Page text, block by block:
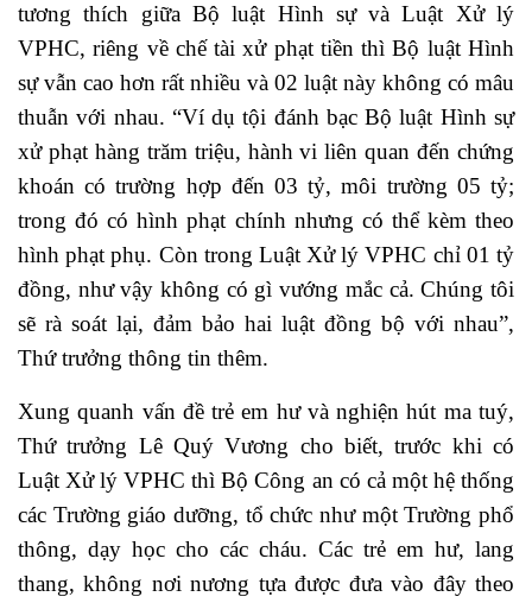
tương thích giữa Bộ luật Hình sự và Luật Xử lý
VPHC, riêng về chế tài xử phạt tiền thì Bộ luật Hình
sự vẫn cao hơn rất nhiều và 02 luật này không có mâu
thuẫn với nhau. “Ví dụ tội đánh bạc Bộ luật Hình sự
xử phạt hàng trăm triệu, hành vi liên quan đến chứng
khoán có trường hợp đến 03 tỷ, môi trường 05 tỷ;
trong đó có hình phạt chính nhưng có thể kèm theo
hình phạt phụ. Còn trong Luật Xử lý VPHC chỉ 01 tỷ
đồng, như vậy không có gì vướng mắc cả. Chúng tôi
sẽ rà soát lại, đảm bảo hai luật đồng bộ với nhau”,
Thứ trưởng thông tin thêm.
Xung quanh vấn đề trẻ em hư và nghiện hút ma tuý,
Thứ trưởng Lê Quý Vương cho biết, trước khi có
Luật Xử lý VPHC thì Bộ Công an có cả một hệ thống
các Trường giáo dưỡng, tổ chức như một Trường phổ
thông, dạy học cho các cháu. Các trẻ em hư, lang
thang, không nơi nương tựa được đưa vào đây theo